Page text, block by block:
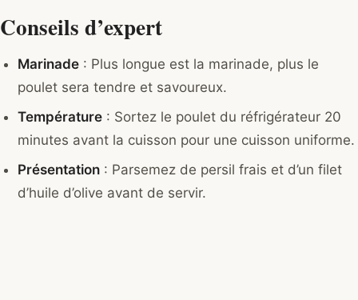
Conseils d’expert
Marinade : Plus longue est la marinade, plus le
poulet sera tendre et savoureux.
Température : Sortez le poulet du réfrigérateur 20
minutes avant la cuisson pour une cuisson uniforme.
Présentation : Parsemez de persil frais et d’un filet
d’huile d’olive avant de servir.